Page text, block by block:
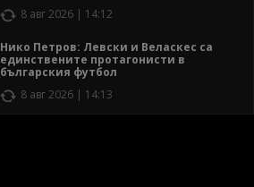
8 авг 2026 | 14:12
Нико Петров: Левски и Веласкес са
единствените протагонисти в
българския футбол
8 авг 2026 | 14:13